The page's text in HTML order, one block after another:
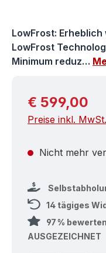
LowFrost:
LowFrost
Minimum reduz…
Regulärer Preis:
€ 599,00
Preise inkl.
Nicht mehr
14 tägiges
97 %
AUSGEZEICHNET